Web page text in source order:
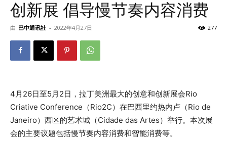
创新展 倡导慢节奏内容消费
由 巴中通讯社 - 2022年4月27日 277
4月26日至5月2日，拉丁美洲最大的创意和创新展会Rio
Criative Conference（Rio2C）在巴西里约热内卢（Rio de
Janeiro）西区的艺术城（Cidade das Artes）举行。本次展
会的主要议题包括慢节奏内容消费和智能消费等。